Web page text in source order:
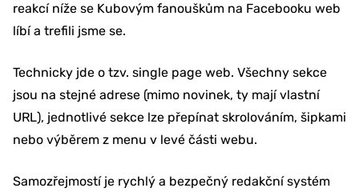
reakcí níže se Kubovým fanouškům na Facebooku web
líbí a trefili jsme se.
Technicky jde o tzv. single page web. Všechny sekce
jsou na stejné adrese (mimo novinek, ty mají vlastní
URL), jednotlivé sekce lze přepínat skrolováním, šipkami
nebo výběrem z menu v levé části webu.
Samozřejmostí je rychlý a bezpečný redakční systém